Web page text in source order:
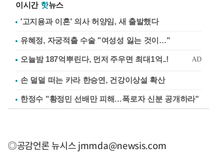
이시간 핫뉴스
'고지용과 이혼' 의사 허양임, 새 출발했다
유혜정, 자궁적출 수술 "여성성 잃는 것이…"
손 덜덜 떠는 카라 한승연, 건강이상설 확산
한정수 "황정민 선배만 피해…폭로자 신분 공개하라"
◎공감언론 뉴시스jmmda@newsis.com